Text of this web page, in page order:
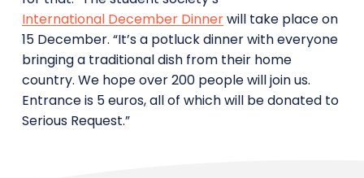
International December Dinnerwill take place on
15 December. “It’s a potluck dinner with everyone
bringing a traditional dish from their home
country. We hope over 200 people will join us.
Entrance is 5 euros, all of which will be donated to
Serious Request.”